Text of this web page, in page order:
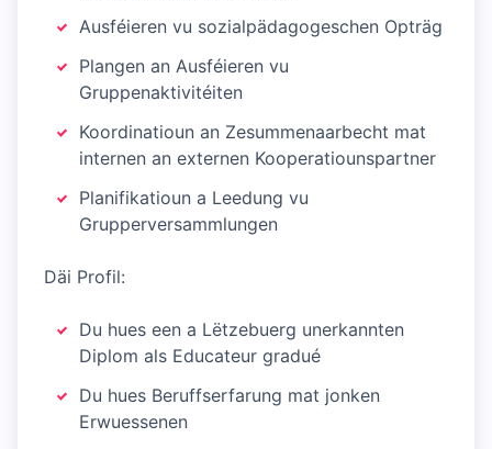
Ausféieren vu sozialpädagogeschen Opträg
Plangen an Ausféieren vu
Gruppenaktivitéiten
Koordinatioun an Zesummenaarbecht mat
internen an externen Kooperatiounspartner
Planifikatioun a Leedung vu
Grupperversammlungen
Däi Profil:
Du hues een a Lëtzebuerg unerkannten
Diplom als Educateur gradué
Du hues Beruffserfarung mat jonken
Erwuessenen